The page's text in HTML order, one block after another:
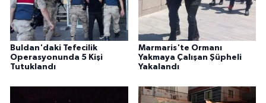
Buldan'daki Tefecilik
Operasyonunda 5 Kişi
Tutuklandı
Marmaris'te Ormanı
Yakmaya Çalışan Şüpheli
Yakalandı